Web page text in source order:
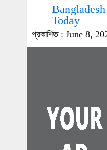
Bangladesh
Today
প্রকাশিত : June 8,